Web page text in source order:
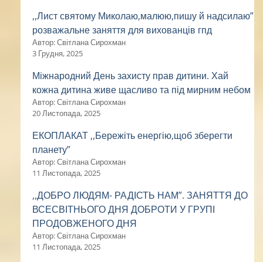
,,Лист святому Миколаю,малюю,пишу й надсилаю”
розважальне заняття для вихованців гпд
Автор: Світлана Сирохман
3 Грудня, 2025
Міжнародний День захисту прав дитини. Хай
кожна дитина живе щасливо та під мирним небом
Автор: Світлана Сирохман
20 Листопада, 2025
ЕКОПЛАКАТ ,,Бережіть енергію,щоб зберегти
планету”
Автор: Світлана Сирохман
11 Листопада, 2025
,,ДОБРО ЛЮДЯМ- РАДІСТЬ НАМ”. ЗАНЯТТЯ ДО
ВСЕСВІТНЬОГО ДНЯ ДОБРОТИ У ГРУПІ
ПРОДОВЖЕНОГО ДНЯ
Автор: Світлана Сирохман
11 Листопада, 2025